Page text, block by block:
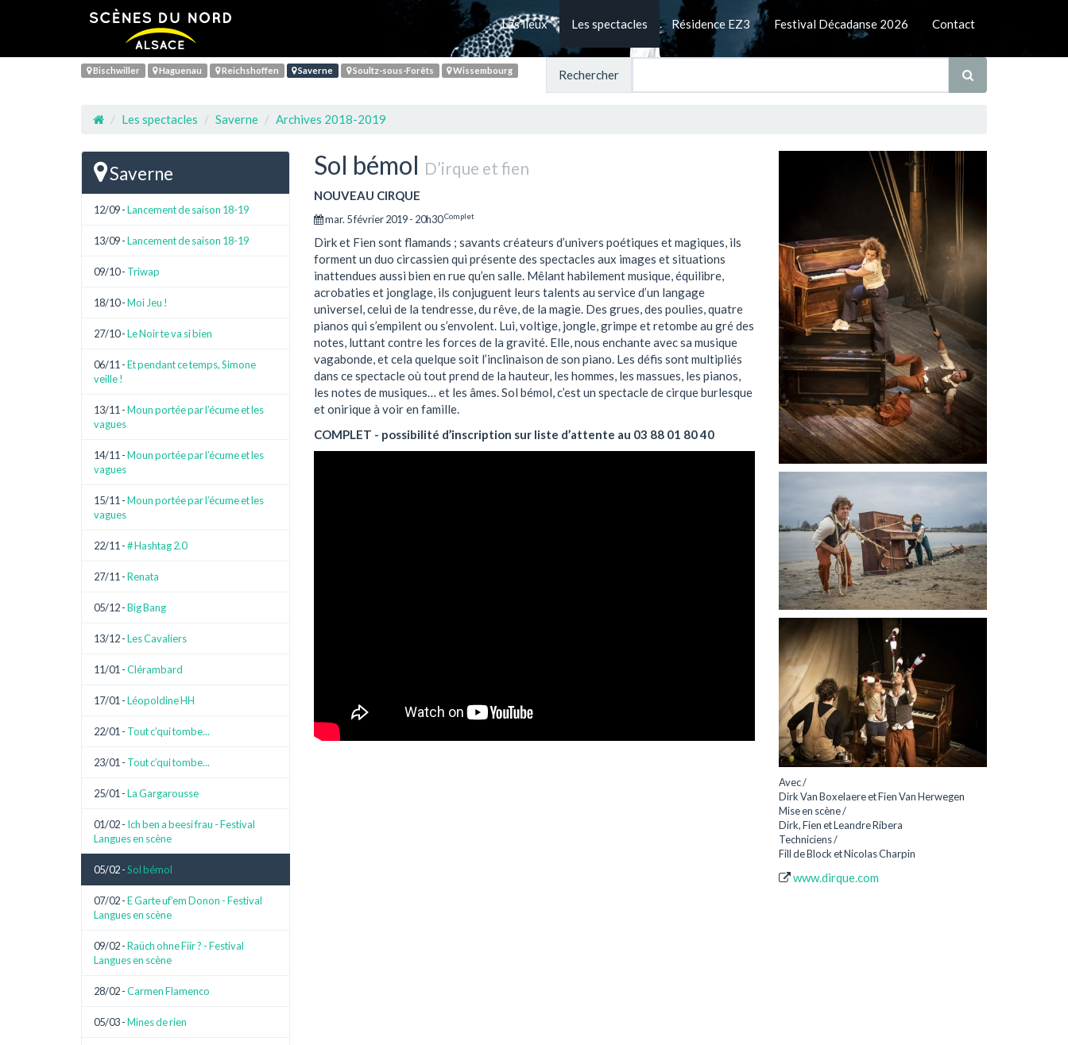
Les lieux Les spectacles Résidence EZ3 Festival Décadanse 2026 Contact
Bischwiller Haguenau Reichshoffen Saverne Soultz-sous-Forêts Wissembourg Rechercher
Les spectacles Saverne Archives 2018-2019
Sol bémol D’irque et fien
NOUVEAU CIRQUE
mar. 5 février 2019 - 20h30Complet
Dirk et Fien sont flamands ; savants créateurs d’univers poétiques et magiques, ils
forment un duo circassien qui présente des spectacles aux images et situations
inattendues aussi bien en rue qu’en salle. Mêlant habilement musique, équilibre,
acrobaties et jonglage, ils conjuguent leurs talents au service d’un langage
universel, celui de la tendresse, du rêve, de la magie. Des grues, des poulies, quatre
pianos qui s’empilent ou s’envolent. Lui, voltige, jongle, grimpe et retombe au gré des
notes, luttant contre les forces de la gravité. Elle, nous enchante avec sa musique
vagabonde, et cela quelque soit l’inclinaison de son piano. Les défis sont multipliés
dans ce spectacle où tout prend de la hauteur, les hommes, les massues, les pianos,
les notes de musiques… et les âmes. Sol bémol, c’est un spectacle de cirque burlesque
et onirique à voir en famille.
COMPLET - possibilité d’inscription sur liste d’attente au 03 88 01 80 40
Avec /
Dirk Van Boxelaere et Fien Van Herwegen
Mise en scène /
Dirk, Fien et Leandre Ribera
Techniciens /
Fill de Block et Nicolas Charpin
www.dirque.com
Saverne
12/09 -Lancement de saison 18-19
13/09 -Lancement de saison 18-19
09/10 - Triwap
18/10 -Moi Jeu !
27/10 -Le Noir te va si bien
06/11 -Et pendant ce temps, Simone
veille !
13/11 -Moun portée par l’écume et les
vagues
14/11 -Moun portée par l’écume et les
vagues
15/11 -Moun portée par l’écume et les
vagues
22/11 -# Hashtag 2.0
27/11 -Renata
05/12 -Big Bang
13/12 -Les Cavaliers
11/01 -Clérambard
17/01 -Léopoldine HH
22/01 - Tout c’qui tombe...
23/01 - Tout c’qui tombe...
25/01 -La Gargarousse
01/02 - Ich ben a beesi frau - Festival
Langues en scène
05/02 -Sol bémol
07/02 -E Garte uf’em Donon - Festival
Langues en scène
09/02 -Raüch ohne Fiir ? - Festival
Langues en scène
28/02 -Carmen Flamenco
05/03 -Mines de rien